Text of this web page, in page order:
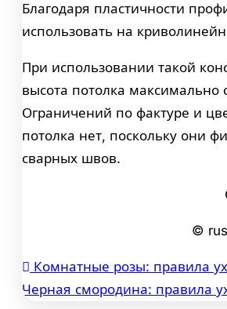
Благодаря пластичности
использовать на
При использовании такой
высота потолка максимально
Ограничений по фактуре и
потолка нет, поскольку они
сварных швов.
©
Навигация
Комнатные розы: правила
Черная смородина: правила